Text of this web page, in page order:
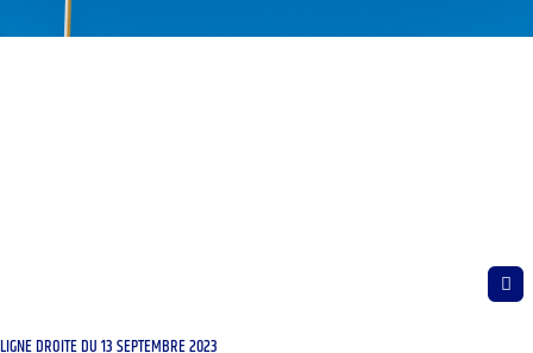
LIGNE DROITE DU 13 SEPTEMBRE 2023